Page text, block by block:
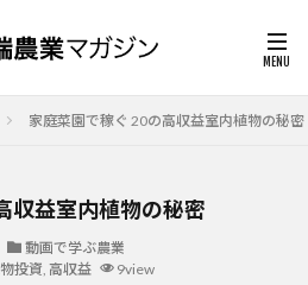
家庭菜園で稼ぐ 20の高収益室内植物の秘密
収益室内植物の秘密
動画で学ぶ農業
投資, 高収益 9view